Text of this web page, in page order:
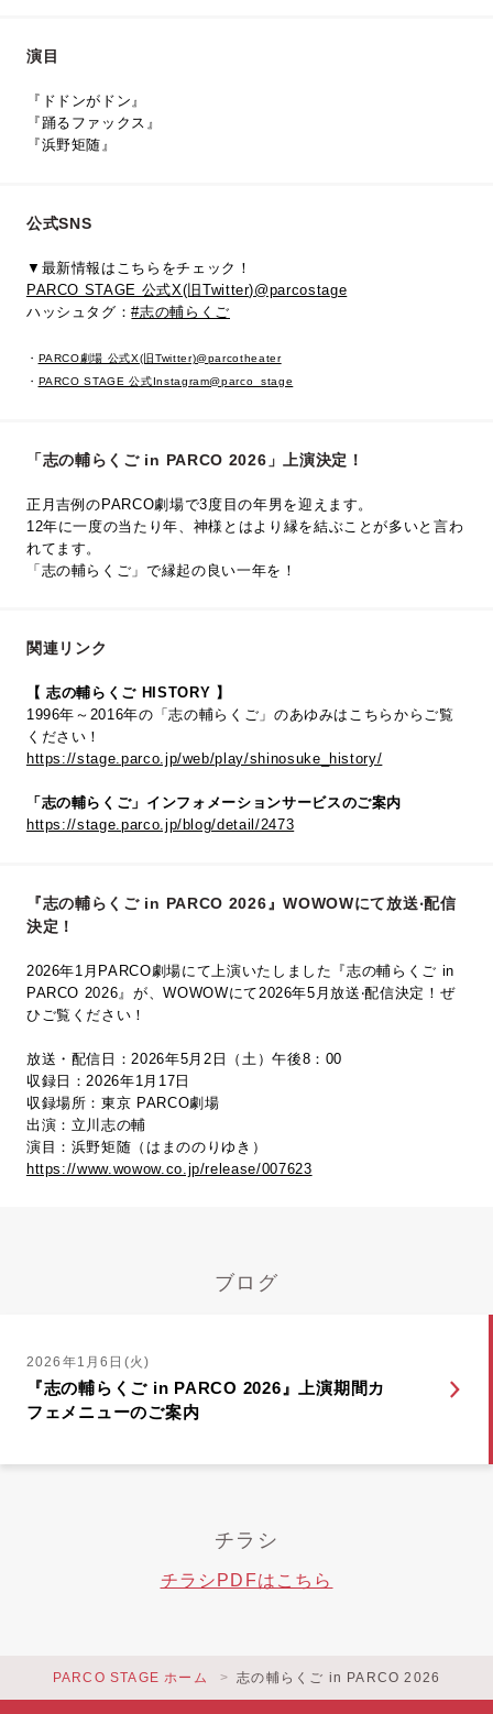
演目
『ドドンがドン』
『踊るファックス』
『浜野矩随』
公式SNS
▼最新情報はこちらをチェック！
PARCO STAGE 公式X(旧Twitter)@parcostage
ハッシュタグ：#志の輔らくご
・ PARCO劇場 公式X(旧Twitter)@parcotheater
・ PARCO STAGE 公式Instagram@parco_stage
「志の輔らくご in PARCO 2026」上演決定！
正月吉例のPARCO劇場で3度目の年男を迎えます。
12年に一度の当たり年、神様とはより縁を結ぶことが多いと言わ
れてます。
「志の輔らくご」で縁起の良い一年を！
関連リンク
【 志の輔らくご HISTORY 】
1996年～2016年の「志の輔らくご」のあゆみはこちらからご覧
ください！
https://stage.parco.jp/web/play/shinosuke_history/
「志の輔らくご」インフォメーションサービスのご案内
https://stage.parco.jp/blog/detail/2473
『志の輔らくご in PARCO 2026』WOWOWにて放送‧配信
決定！
2026年1月PARCO劇場にて上演いたしました『志の輔らくご in
PARCO 2026』が、WOWOWにて2026年5⽉放送‧配信決定！ぜ
ひご覧ください！
放送・配信日：2026年5月2日（土）午後8：00
収録日：2026年1月17日
収録場所：東京 PARCO劇場
出演：立川志の輔
演目：浜野矩随（はまののりゆき）
https://www.wowow.co.jp/release/007623
ブログ
2026年1月6日(火)
『志の輔らくご in PARCO 2026』上演期間カ
フェメニューのご案内
チラシ
チラシPDFはこちら
PARCO STAGE ホーム 志の輔らくご in PARCO 2026